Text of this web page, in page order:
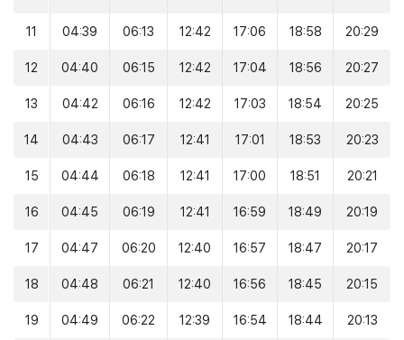
11 04:39 06:13 12:42 17:06 18:58 20:29
12 04:40 06:15 12:42 17:04 18:56 20:27
13 04:42 06:16 12:42 17:03 18:54 20:25
14 04:43 06:17 12:41 17:01 18:53 20:23
15 04:44 06:18 12:41 17:00 18:51 20:21
16 04:45 06:19 12:41 16:59 18:49 20:19
17 04:47 06:20 12:40 16:57 18:47 20:17
18 04:48 06:21 12:40 16:56 18:45 20:15
19 04:49 06:22 12:39 16:54 18:44 20:13